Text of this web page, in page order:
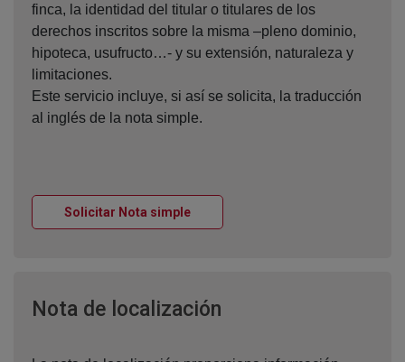
finca, la identidad del titular o titulares de los
derechos inscritos sobre la misma –pleno dominio,
hipoteca, usufructo…- y su extensión, naturaleza y
limitaciones.
Este servicio incluye, si así se solicita, la traducción
al inglés de la nota simple.
Solicitar Nota simpleVentana nueva
Nota de localización